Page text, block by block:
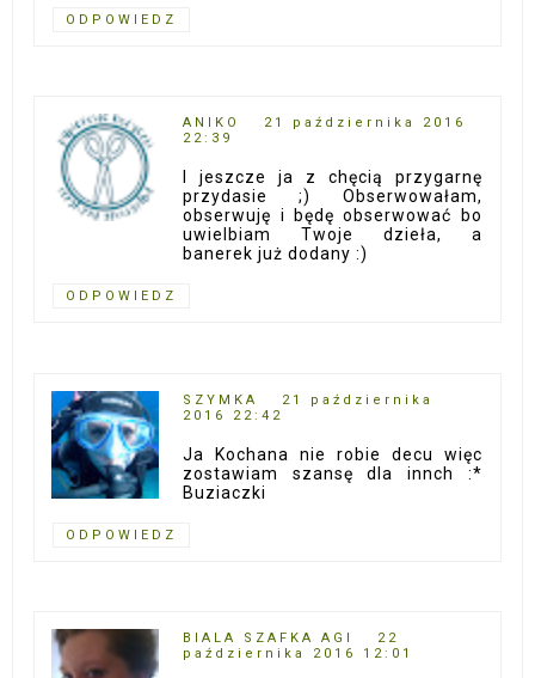
ODPOWIEDZ
ANIKO
21 października 2016
22:39
I jeszcze ja z chęcią przygarnę
przydasie ;) Obserwowałam,
obserwuję i będę obserwować bo
uwielbiam Twoje dzieła, a
banerek już dodany :)
ODPOWIEDZ
SZYMKA
21 października
2016 22:42
Ja Kochana nie robie decu więc
zostawiam szansę dla innch :*
Buziaczki
ODPOWIEDZ
BIALA SZAFKA AGI
22
października 2016 12:01